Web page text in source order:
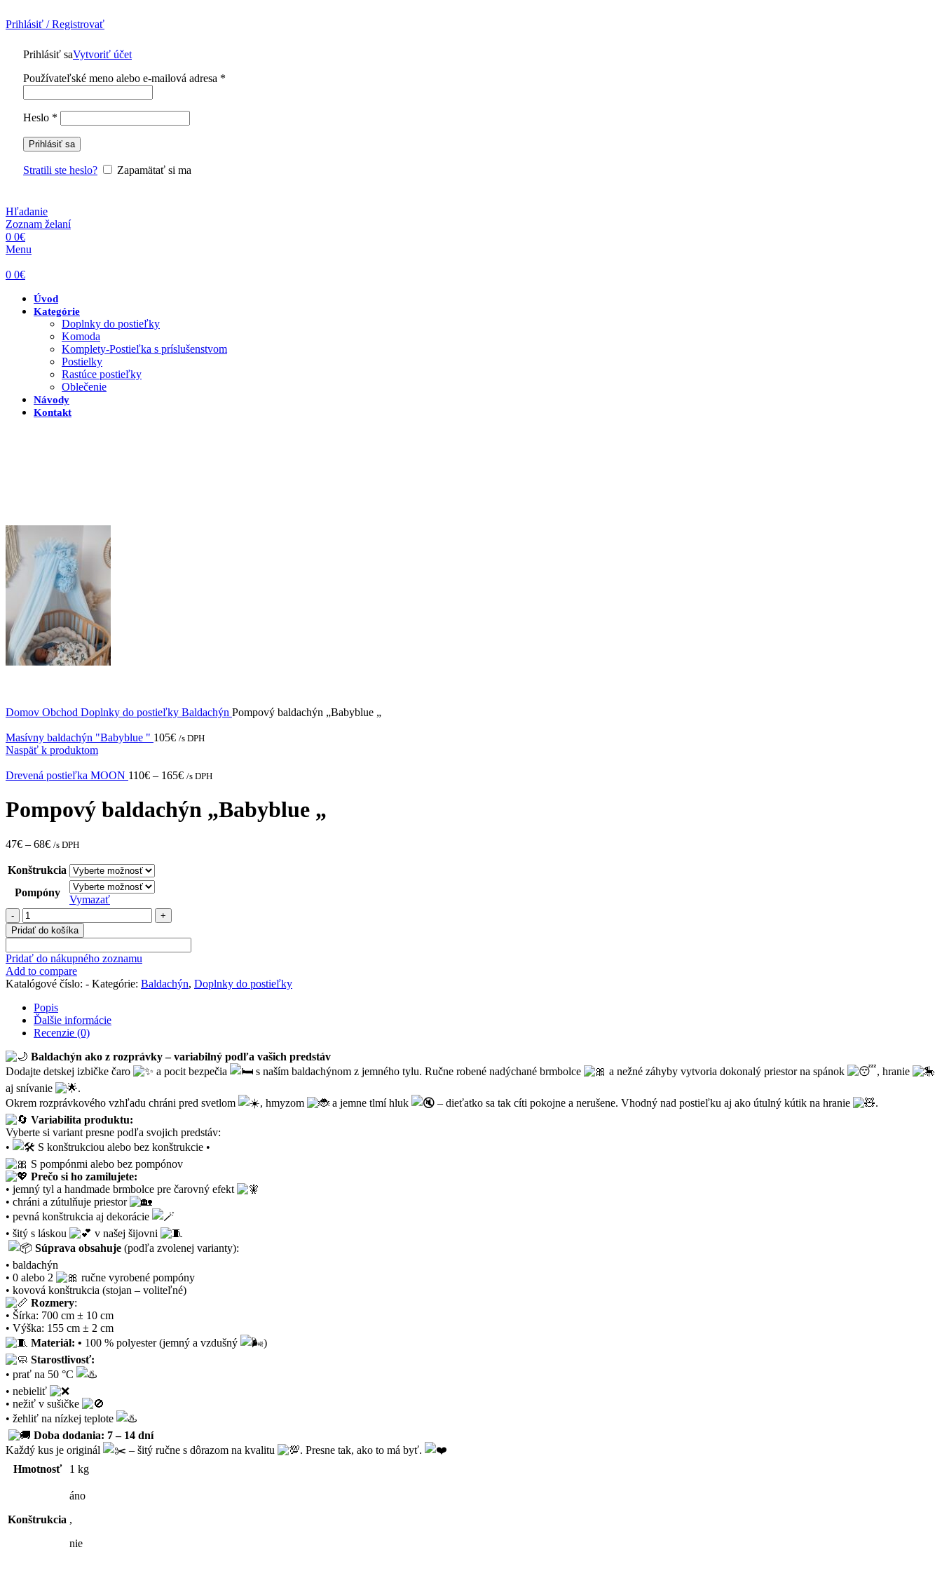
Prihlásiť / Registrovať
Prihlásiť saVytvoriť účet
Používateľské meno alebo e-mailová adresa *
Heslo *
Prihlásiť sa
Stratili ste heslo? Zapamätať si ma
Hľadanie
Zoznam želaní
0 0€
Menu
0 0€
Úvod
Kategórie
Doplnky do postieľky
Komoda
Komplety-Postieľka s príslušenstvom
Postielky
Rastúce postieľky
Oblečenie
Návody
Kontakt
Domov Obchod Doplnky do postieľky Baldachýn Pompový baldachýn „Babyblue „
Masívny baldachýn "Babyblue " 105€ /s DPH
Naspäť k produktom
Drevená postieľka MOON 110€ – 165€ /s DPH
Pompový baldachýn „Babyblue „
47€ – 68€ /s DPH
Konštrukcia
Pompóny
Vymazať
množstvo
Pompový
baldachýn
"Babyblue
"
Pridať do košíka
Pridať do nákupného zoznamu
Add to compare
Katalógové číslo: - Kategórie: Baldachýn, Doplnky do postieľky
Popis
Ďalšie informácie
Recenzie (0)
Baldachýn ako z rozprávky – variabilný podľa vašich predstáv
Dodajte detskej izbičke čaro
a pocit bezpečia s naším baldachýnom z jemného tylu. Ručne robené nadýchané brmbolce a nežné záhyby vytvoria dokonalý priestor na spánok
, hranie
aj snívanie
.
Okrem rozprávkového vzhľadu chráni pred svetlom
, hmyzom a jemne tlmí hluk – dieťatko sa tak cíti pokojne a nerušene. Vhodný nad postieľku aj ako útulný kútik na hranie
.
Variabilita produktu:
Vyberte si variant presne podľa svojich predstáv:
•
S konštrukciou alebo bez konštrukcie •
S pompónmi alebo bez pompónov
Prečo si ho zamilujete:
• jemný tyl a handmade brmbolce pre čarovný efekt
• chráni a zútulňuje priestor
• pevná konštrukcia aj dekorácie
• šitý s láskou
v našej šijovni
Súprava obsahuje (podľa zvolenej varianty):
• baldachýn
• 0 alebo 2
ručne vyrobené pompóny
• kovová konštrukcia (stojan – voliteľné)
Rozmery:
• Šírka: 700 cm ± 10 cm
• Výška: 155 cm ± 2 cm
Materiál: • 100 % polyester (jemný a vzdušný
)
Starostlivosť:
• prať na 50 °C
• nebieliť
• nežiť v sušičke
• žehliť na nízkej teplote
Doba dodania: 7 – 14 dní
Každý kus je originál
– šitý ručne s dôrazom na kvalitu
. Presne tak, ako to má byť.
Hmotnosť
1 kg
Konštrukcia
áno
,
nie